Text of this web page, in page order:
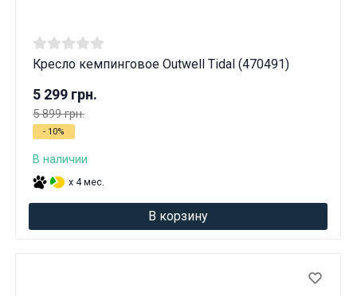
Кресло кемпинговое Outwell Tidal (470491)
5 299 грн.
5 899 грн.
- 10%
В наличии
x 4 мес.
В корзину